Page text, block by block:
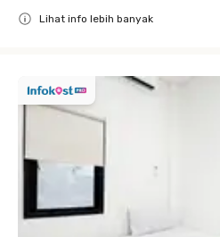
Lihat info lebih banyak